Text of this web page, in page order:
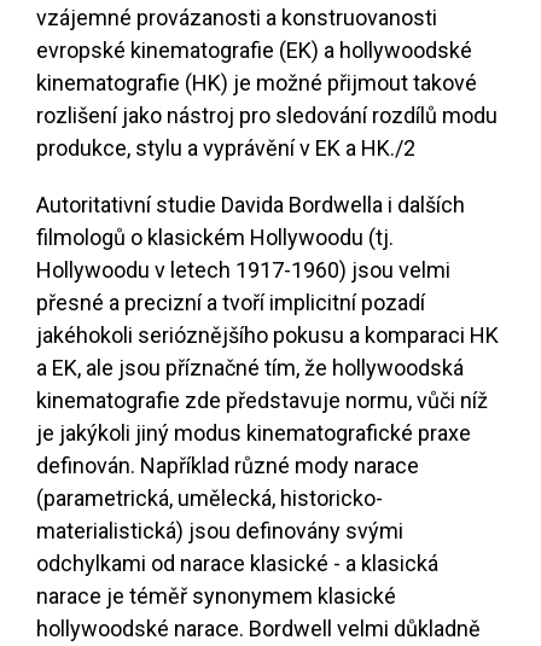
vzájemné provázanosti a konstruovanosti
evropské kinematografie (EK) a hollywoodské
kinematografie (HK) je možné přijmout takové
rozlišení jako nástroj pro sledování rozdílů modu
produkce, stylu a vyprávění v EK a HK./2
Autoritativní studie Davida Bordwella i dalších
filmologů o klasickém Hollywoodu (tj.
Hollywoodu v letech 1917-1960) jsou velmi
přesné a precizní a tvoří implicitní pozadí
jakéhokoli serióznějšího pokusu a komparaci HK
a EK, ale jsou příznačné tím, že hollywoodská
kinematografie zde představuje normu, vůči níž
je jakýkoli jiný modus kinematografické praxe
definován. Například různé mody narace
(parametrická, umělecká, historicko-
materialistická) jsou definovány svými
odchylkami od narace klasické - a klasická
narace je téměř synonymem klasické
hollywoodské narace. Bordwell velmi důkladně